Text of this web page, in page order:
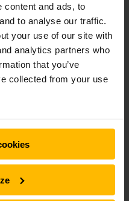
content and ads, to
to analyse our traffic.
your use of our site with
analytics partners who
that you’ve
collected from your use
till skjutstativtruckar
truck av oss från bara 1
hyresvillkor.
truck du vill